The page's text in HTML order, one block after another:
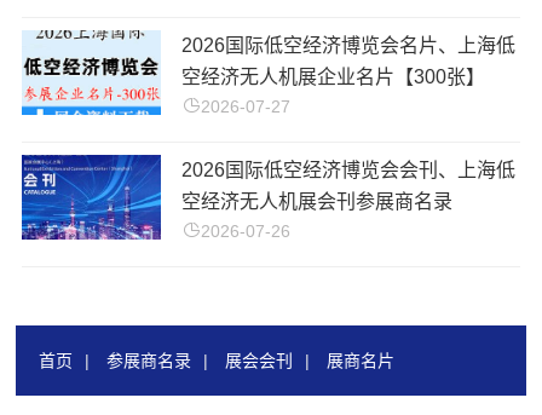
2026国际低空经济博览会名片、上海低
空经济无人机展企业名片【300张】
2026-07-27
2026国际低空经济博览会会刊、上海低
空经济无人机展会刊参展商名录
2026-07-26
首页 | 参展商名录 | 展会会刊 | 展商名片